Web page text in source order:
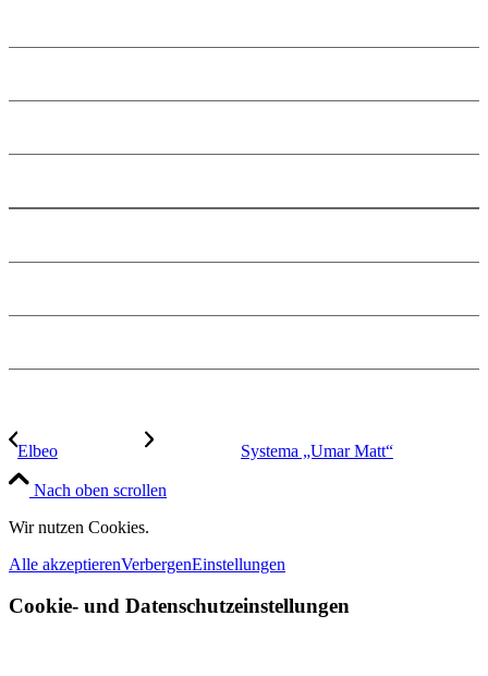
Elbeo Systema „Umar Matt“
Nach oben scrollen
Wir nutzen Cookies.
Alle akzeptierenVerbergenEinstellungen
Cookie- und Datenschutzeinstellungen